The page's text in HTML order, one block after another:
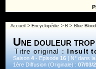
Accueil > Encyclopédie > B > Blue
Une douleur
Titre original : Insult
Saison4 - Episode16 | N° dans
1ère Diffusion (Originale) :07/03/